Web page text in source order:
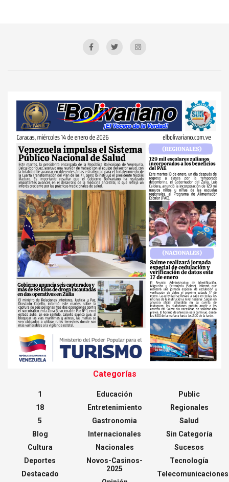
Categorías
1
18
5
Blog
Cultura
Deportes
Destacado
Educación
Entretenimiento
Gastronomia
Internacionales
Nacionales
Novos-Casinos-
2025
Public
Regionales
Salud
Sin Categoría
Sucesos
Tecnología
Telecomunicaciones